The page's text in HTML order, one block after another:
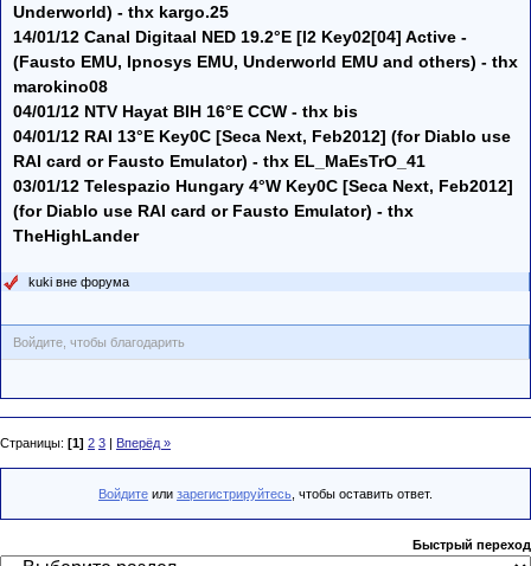
Underworld) - thx kargo.25
14/01/12 Canal Digitaal NED 19.2°E [I2 Key02[04] Active -
(Fausto EMU, Ipnosys EMU, Underworld EMU and others) - thx
marokino08
04/01/12 NTV Hayat BIH 16°E CCW - thx bis
04/01/12 RAI 13°E Key0C [Seca Next, Feb2012] (for Diablo use
RAI card or Fausto Emulator) - thx EL_MaEsTrO_41
03/01/12 Telespazio Hungary 4°W Key0C [Seca Next, Feb2012]
(for Diablo use RAI card or Fausto Emulator) - thx
TheHighLander
kuki вне форума
Войдите, чтобы благодарить
Страницы: [1] 2 3 | Вперёд »
Войдите или зарегистрируйтесь , чтобы оставить ответ.
Быстрый переход